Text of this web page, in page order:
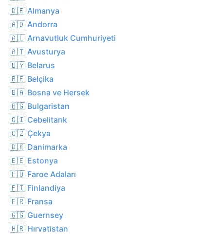
🇩🇪 Almanya
🇦🇩 Andorra
🇦🇱 Arnavutluk Cumhuriyeti
🇦🇹 Avusturya
🇧🇾 Belarus
🇧🇪 Belçika
🇧🇦 Bosna ve Hersek
🇧🇬 Bulgaristan
🇬🇮 Cebelitarık
🇨🇿 Çekya
🇩🇰 Danimarka
🇪🇪 Estonya
🇫🇴 Faroe Adaları
🇫🇮 Finlandiya
🇫🇷 Fransa
🇬🇬 Guernsey
🇭🇷 Hırvatistan